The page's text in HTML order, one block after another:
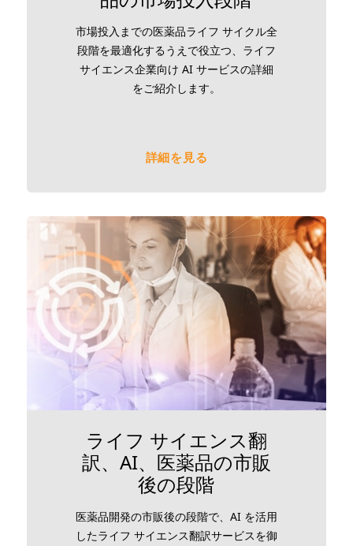
市場投入までの医薬品ライフ サイクル全
段階を最適化するうえで役立つ、ライフ
サイエンス企業向け AI サービスの詳細
をご紹介します。
詳細を見る
ライフ サイエンス翻
訳、AI、医薬品の市販
後の段階
医薬品開発の市販後の段階で、AI を活用
したライフ サイエンス翻訳サービスを御